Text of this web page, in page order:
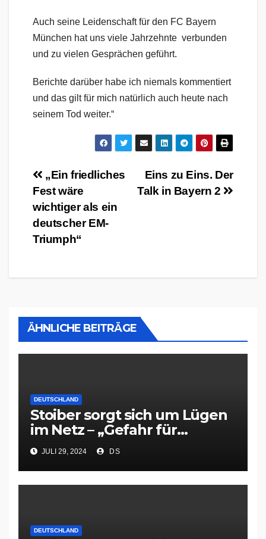
Auch seine Leidenschaft für den FC Bayern
München hat uns viele Jahrzehnte verbunden
und zu vielen Gesprächen geführt.
Berichte darüber habe ich niemals kommentiert
und das gilt für mich natürlich auch heute nach
seinem Tod weiter.“
Beitragsnavigation
Eins zu Eins. Der
Talk in Bayern 2
„Ein friedliches
Fest wäre
wichtiger als ein
deutscher EM-
Triumph“
ÄHNLICHE BEITRÄGE
DEUTSCHLAND
Stoiber sorgt sich um Lügen
im Netz – „Gefahr für
Demokratie und
Zusammenleben“
JULI 29, 2024 DS
DEUTSCHLAND